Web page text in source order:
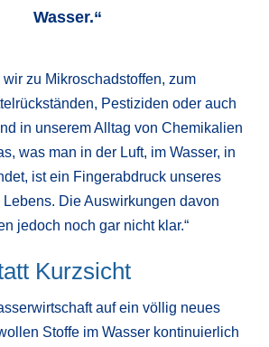
Wasser.“
zu Mikroschadstoffen, zum
Pestiziden oder auch
in unserem Alltag von Chemikalien
was man in der Luft, im Wasser, in
ist ein Fingerabdruck unseres
Die Auswirkungen davon
jedoch noch gar nicht klar.“
Kurzsicht
auf ein völlig neues
Stoffe im Wasser kontinuierlich